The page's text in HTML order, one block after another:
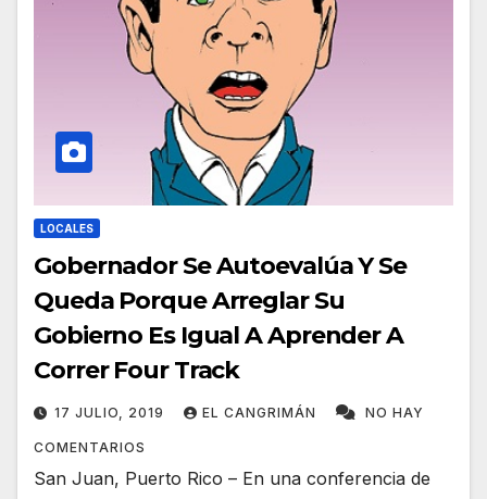
LOCALES
Gobernador Se Autoevalúa Y Se
Queda Porque Arreglar Su
Gobierno Es Igual A Aprender A
Correr Four Track
17 JULIO, 2019 EL CANGRIMÁN NO HAY
COMENTARIOS
San Juan, Puerto Rico – En una conferencia de